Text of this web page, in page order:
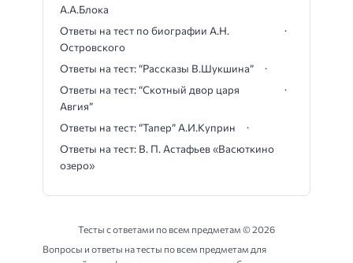
А.А.Блока
Ответы на тест по биографии А.Н.
Островского
Ответы на тест: “Рассказы В.Шукшина”
Ответы на тест: “Скотный двор царя
Авгия”
Ответы на тест: “Тапер” А.И.Куприн
Ответы на тест: В. П. Астафьев «Васюткино
озеро»
Тесты с ответами по всем предметам ©2026
Вопросы и ответы на тесты по всем предметам для